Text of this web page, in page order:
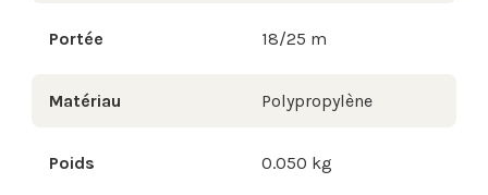
Portée 18/25 m
Matériau Polypropylène
Poids 0.050 kg